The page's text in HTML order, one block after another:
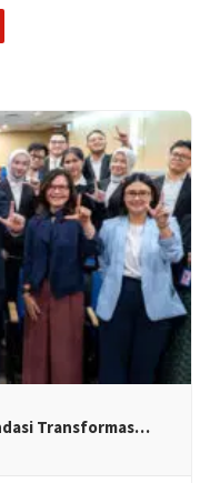
Transformas…